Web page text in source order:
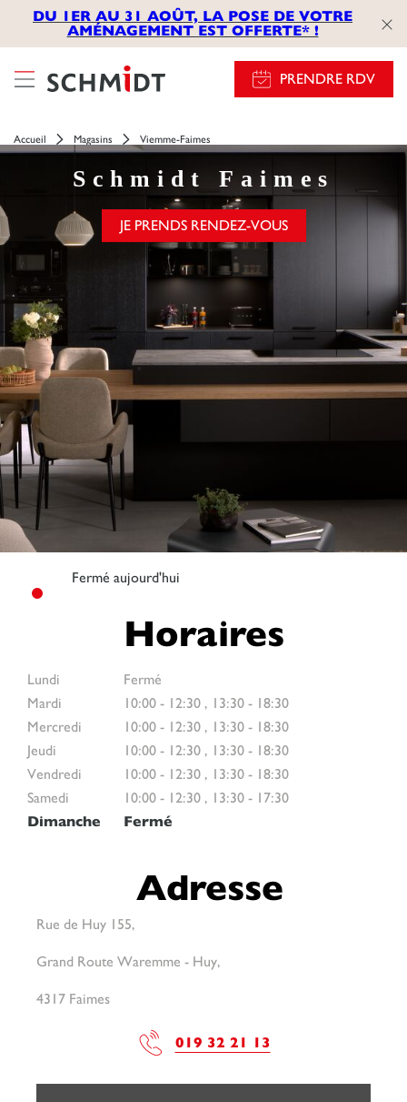
DU 1ER AU 31 AOÛT, LA POSE DE VOTRE
AMÉNAGEMENT EST OFFERTE* !
PRENDRE RDV
Accueil Magasins Viemme-Faimes
Schmidt Faimes
JE PRENDS RENDEZ-VOUS
Fermé aujourd'hui
Horaires
Lundi
Fermé
Mardi
10:00 - 12:30 , 13:30 - 18:30
Mercredi
10:00 - 12:30 , 13:30 - 18:30
Jeudi
10:00 - 12:30 , 13:30 - 18:30
Vendredi
10:00 - 12:30 , 13:30 - 18:30
Samedi
10:00 - 12:30 , 13:30 - 17:30
Dimanche
Fermé
Adresse
Rue de Huy 155,
Grand Route Waremme - Huy,
4317 Faimes
019 32 21 13